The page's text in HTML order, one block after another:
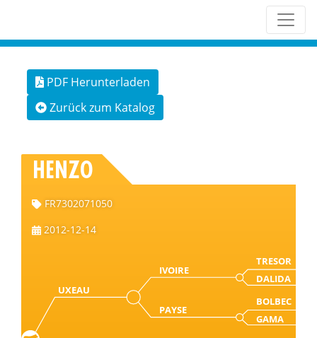
PDF Herunterladen
Zurück zum Katalog
HENZO
FR7302071050
2012-12-14
UXEAU
IVOIRE
TRESOR
DALIDA
PAYSE
BOLBEC
GAMA